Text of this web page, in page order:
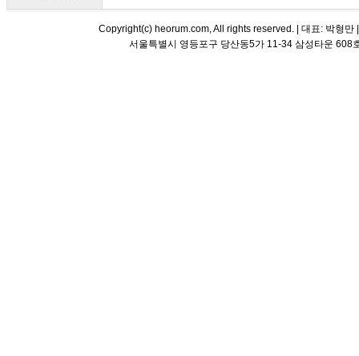
Copyright(c) heorum.com, All rights reserved. | 대표: 박형
서울특별시 영등포구 당산동5가 11-34 삼성타운